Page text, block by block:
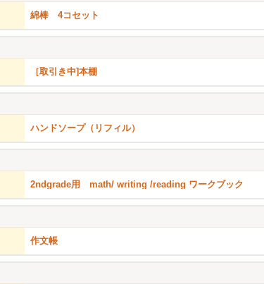
綿棒 4コセット
［取引き中]本棚
ハンドソープ（リフィル）
2ndgrade用 math/ writing /reading ワークブック
作文帳